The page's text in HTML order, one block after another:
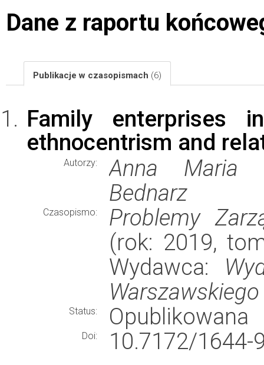
Dane z raportu
Publikacje w czasopismach (6)
Family enterprises
ethnocentrism and
Autorzy:
Anna Maria
Bednarz
Czasopismo:
Problemy
(rok: 2019,
Wydawca:
Warszawskiego
Status: Opublikowana
Doi:
10.7172/1644-